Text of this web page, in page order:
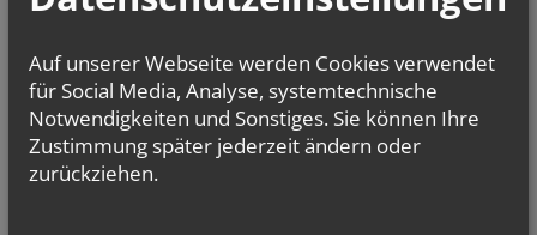
Auf unserer Webseite werden Cookies verwendet
für Social Media, Analyse, systemtechnische
Notwendigkeiten und Sonstiges. Sie können Ihre
Zustimmung später jederzeit ändern oder
zurückziehen.